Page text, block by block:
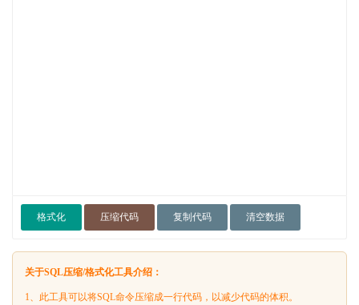
格式化 压缩代码 复制代码 清空数据
关于SQL压缩/格式化工具介绍：
1、此工具可以将SQL命令压缩成一行代码，以减少代码的体积。